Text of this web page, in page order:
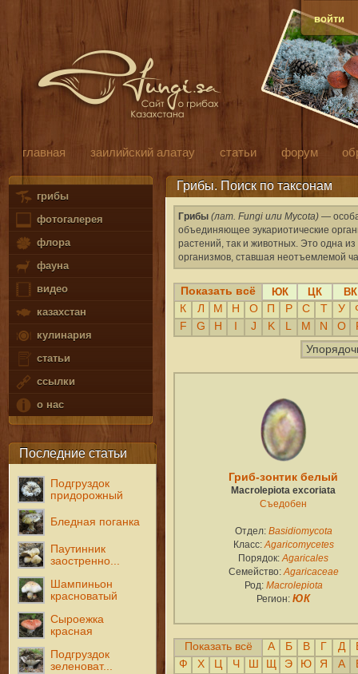
войти
главная заилийский алатау статьи форум
грибы
фотогалерея
флора
фауна
видео
казахстан
кулинария
статьи
ссылки
о нас
Последние статьи
Подгруздок
придорожный
Бледная поганка
Паутинник
заостренно...
Шампиньон
красноватый
Сыроежка
красная
Подгруздок
зеленоват...
Грибы. Поиск по таксонам
Грибы (лат. Fungi или Mycota) —
объединяющее эукариотические
растений, так и животных. Это одна
организмов, ставшая неотъемлемой
Показать всё ЮК ЦК
ВК
К
Л М Н О П Р С Т У
F
G H J K M N O
Гриб-зонтик белый
Macrolepiota excoriata
Съедобен
Отдел: Basidiomycota
Класс:Agaricomycetes
Порядок:Agaricales
Семейство:Agaricaceae
Род: Macrolepiota
Регион: ЮК
Показать всё А Б В Г Д
Ф
Х Ч Э Ю Я A